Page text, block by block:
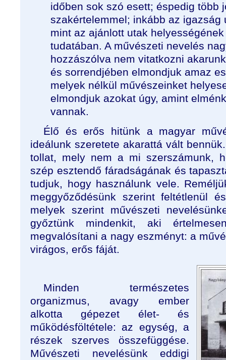
időben sok szó esett; éspedig több
szakértelemmel; inkább az igazság
mint az ajánlott utak
tudatában. A művészeti nevelés
hozzászólva nem vitatkozni
és sorrendjében elmondjuk amaz
melyek nélkül művészeinket
elmondjuk azokat úgy, amint
vannak.
Élő és erős hitünk a magyar
ideálunk szeretete akarattá vált
tollat, mely nem a mi szerszámunk,
szép esztendő fáradságának és
tudjuk, hogy használunk vele.
meggyőződésünk szerint feltétlenül
melyek szerint művészeti
győztünk mindenkit, aki
megvalósítani a nagy eszményt: a
virágos, erős fáját.
Minden természetes
organizmus, avagy ember
alkotta gépezet élet- és
működésföltétele: az egység, a
részek szerves összefüggése.
Művészeti nevelésünk eddigi